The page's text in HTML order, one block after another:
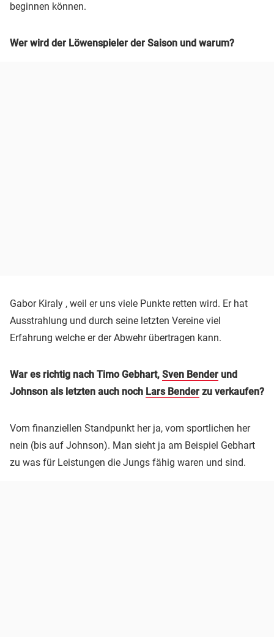
beginnen können.
Wer wird der Löwenspieler der Saison und warum?
Gabor Kiraly , weil er uns viele Punkte retten wird. Er hat
Ausstrahlung und durch seine letzten Vereine viel
Erfahrung welche er der Abwehr übertragen kann.
War es richtig nach Timo Gebhart, Sven Bender und
Johnson als letzten auch noch Lars Bender zu verkaufen?
Vom finanziellen Standpunkt her ja, vom sportlichen her
nein (bis auf Johnson). Man sieht ja am Beispiel Gebhart
zu was für Leistungen die Jungs fähig waren und sind.